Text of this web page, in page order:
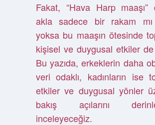
Fakat, “Hava Harp maaşı”
akla sadece bir rakam mı
yoksa bu maaşın ötesinde
kişisel ve duygusal etkiler de
Bu yazıda, erkeklerin daha
veri odaklı, kadınların ise
etkiler ve duygusal yönler
bakış açılarını
inceleyeceğiz.